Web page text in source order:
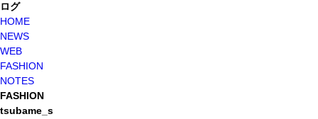
ログ
HOME
NEWS
WEB
FASHION
NOTES
FASHION
tsubame_s